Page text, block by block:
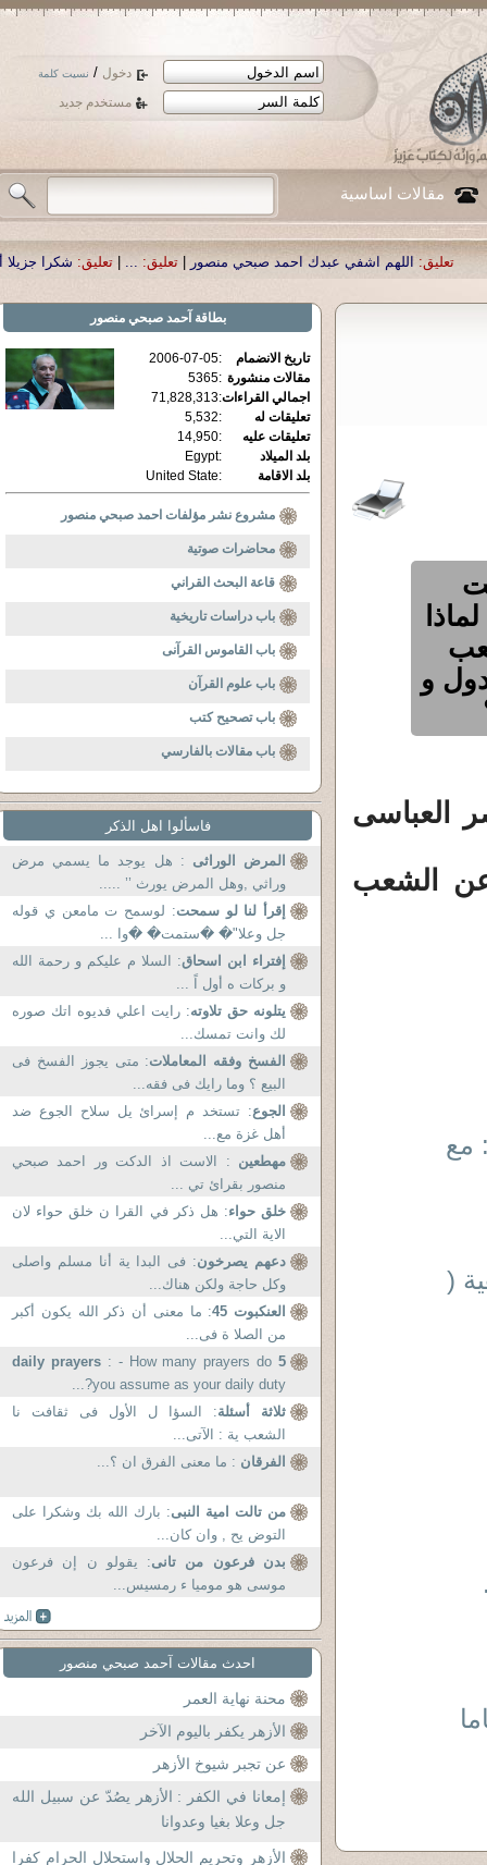
دخول / نسيت كلمة
مستخدم جديد
مقالات اساسية
اشفي عبدك احمد صبحي منصور| تعليق: ...
|تعليق: شكرا جزيلا أستاذ حمد
و
العباسى
الشعب
( 218 : 227 ) : مع
(
بطاقة آحمد صبحي منصور
تاريخ الانضمام :
2006-07-05
مقالات منشورة :
5365
اجمالي القراءات:
71,828,313
تعليقات له
:
5,532
تعليقات عليه
:
14,950
بلد الميلاد
:
Egypt
بلد الاقامة
:
United State
مشروع نشر مؤلفات احمد صبحي منصور
محاضرات صوتية
قاعة البحث القراني
باب دراسات تاريخية
باب القاموس القرآنى
باب علوم القرآن
باب تصحيح كتب
باب مقالات بالفارسي
فاسألوا اهل الذكر
المرض الوراثى : هل يوجد ما يسمي مرض
وراثي ,وهل المرض يورث ’’ .....
إقرأ لنا لو سمحت: لوسمح ت مامعن ي قوله
جل وعلا"� �ستمت� �وا ...
إفتراء ابن اسحاق: السلا م عليكم و رحمة الله
و بركات ه أول اً ...
يتلونه حق تلاوته: رايت اعلي فديوه اتك صوره
لك وانت تمسك...
الفسخ وفقه المعاملات: متى يجوز الفسخ فى
البيع ؟ وما رايك فى فقه...
الجوع: تستخد م إسرائ يل سلاح الجوع ضد
أهل غزة مع...
مهطعين : الاست اذ الدكت ور احمد صبحي
منصور بقرائ تي ...
خلق حواء: هل ذكر في القرا ن خلق حواء لان
الاية التي...
دعهم يصرخون: فى البدا ية أنا مسلم واصلى
وكل حاجة ولكن هناك...
العنكبوت 45
: ما معنى أن ذكر الله يكون أكبر
من الصلا ة فى...
5 daily prayers
: - How many prayers do
you assume as your daily duty?...
ثلاثة أسئلة: السؤا ل الأول فى ثقافت نا
الشعب ية : الآتى...
الفرقان : ما معنى الفرق ان ؟...
من تالت امية النبى: بارك الله بك وشكرا على
التوض يح , وان كان...
بدن فرعون من تانى: يقولو ن إن فرعون
موسى هو موميا ء رمسيس...
احدث مقالات آحمد صبحي منصور
محنة نهاية العمر
الأزهر يكفر باليوم الآخر
عن تجبر شيوخ الأزهر
إمعانا في الكفر : الأزهر يصُدّ عن سبيل الله
جل وعلا بغيا وعدوانا
الأزهر وتحريم الحلال واستحلال الحرام كفرا